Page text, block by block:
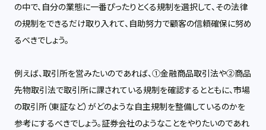
の中で、自分の業態に一番ぴったりとくる規制を選択して、その法律
の規制をできるだけ取り入れて、自助努力で顧客の信頼確保に努め
るべきでしょう。
例えば、取引所を営みたいのであれば、①金融商品取引法や②商品
先物取引法で取引所に課されている規制を確認するとともに、市場
の取引所（東証など）がどのような自主規制を整備しているのかを
参考にするべきでしょう。証券会社のようなことをやりたいのであれ